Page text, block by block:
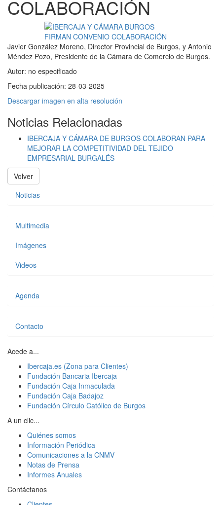
COLABORACIÓN
Javier González Moreno, Director Provincial de Burgos, y Antonio
Méndez Pozo, Presidente de la Cámara de Comercio de Burgos.
Autor: no especificado
Fecha publicación: 28-03-2025
Descargar imagen en alta resolución
Noticias Relacionadas
IBERCAJA Y CÁMARA DE BURGOS COLABORAN PARA
MEJORAR LA COMPETITIVIDAD DEL TEJIDO
EMPRESARIAL BURGALÉS
Volver
Noticias
Multimedia
Imágenes
Videos
Agenda
Contacto
Acede a...
Ibercaja.es (Zona para Clientes)
Fundación Bancaria Ibercaja
Fundación Caja Inmaculada
Fundación Caja Badajoz
Fundación Círculo Católico de Burgos
A un clic...
Quiénes somos
Información Periódica
Comunicaciones a la CNMV
Notas de Prensa
Informes Anuales
Contáctanos